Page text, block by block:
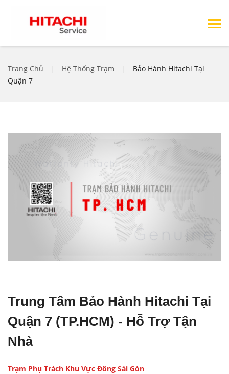
Trang Chủ Hệ Thống Trạm
Bảo Hành Hitachi Tại
Quận 7
Trung Tâm Bảo Hành Hitachi Tại
Quận 7 (TP.HCM) - Hỗ Trợ Tận
Nhà
Trạm Phụ Trách Khu Vực Đông Sài Gòn